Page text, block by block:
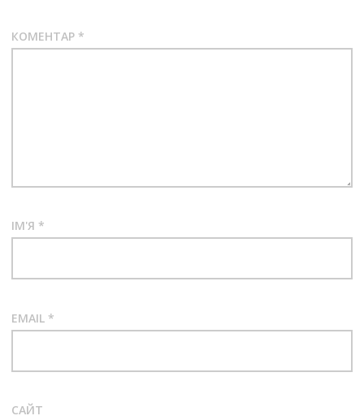
КОМЕНТАР *
ІМ'Я *
EMAIL *
САЙТ